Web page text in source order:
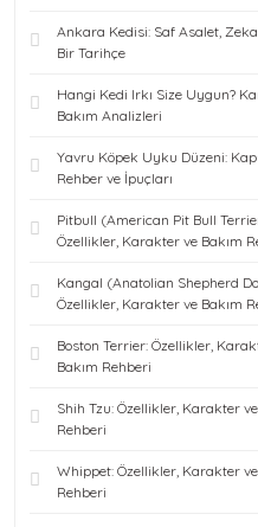
Ankara Kedisi: Saf Asalet,
Bir Tarihçe
Hangi Kedi Irkı Size Uygun?
Bakım Analizleri
Yavru Köpek Uyku Düzeni:
Rehber ve İpuçları
Pitbull (American Pit Bull
Özellikler, Karakter ve Bakım
Kangal (Anatolian Shepherd
Özellikler, Karakter ve Bakım
Boston Terrier: Özellikler,
Bakım Rehberi
Shih Tzu: Özellikler, Karakter
Rehberi
Whippet: Özellikler, Karakter ve
Rehberi